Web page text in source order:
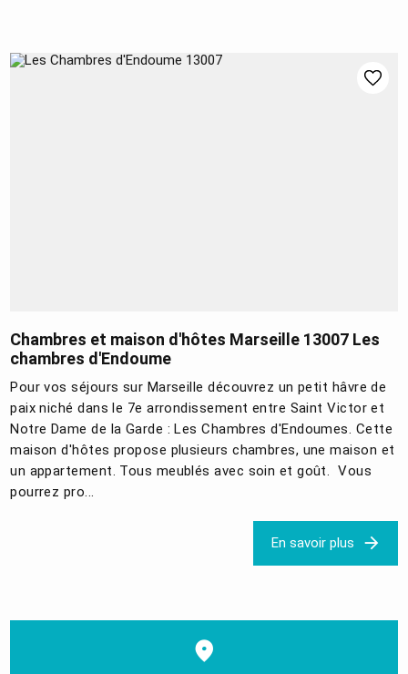
Chambres et maison d'hôtes Marseille 13007 Les
chambres d'Endoume
Pour vos séjours sur Marseille découvrez un petit hâvre de
paix niché dans le 7e arrondissement entre Saint Victor et
Notre Dame de la Garde : Les Chambres d'Endoumes. Cette
maison d'hôtes propose plusieurs chambres, une maison et
un appartement. Tous meublés avec soin et goût. Vous
pourrez pro...
En savoir plus